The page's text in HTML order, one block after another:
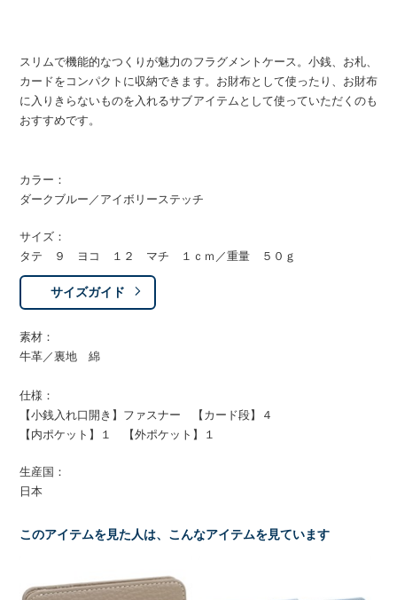
スリムで機能的なつくりが魅力のフラグメントケース。小銭、お札、
カードをコンパクトに収納できます。お財布として使ったり、お財布
に入りきらないものを入れるサブアイテムとして使っていただくのも
おすすめです。
カラー：
ダークブルー／アイボリーステッチ
サイズ：
タテ ９ ヨコ １２ マチ １ｃｍ／重量 ５０ｇ
サイズガイド
素材：
牛革／裏地 綿
仕様：
【小銭入れ口開き】ファスナー 【カード段】４
【内ポケット】１ 【外ポケット】１
生産国：
日本
このアイテムを見た人は、こんなアイテムを見ています